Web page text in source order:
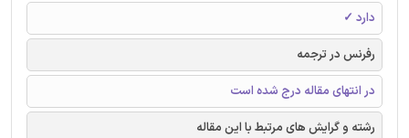
دارد ✓
رفرنس در ترجمه
در انتهای مقاله درج شده است
رشته و گرایش های مرتبط با این مقاله